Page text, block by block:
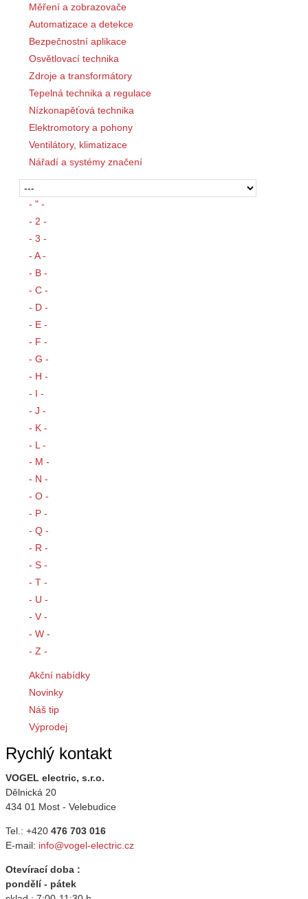
Měření a zobrazovače
Automatizace a detekce
Bezpečnostní aplikace
Osvětlovací technika
Zdroje a transformátory
Tepelná technika a regulace
Nízkonapěťová technika
Elektromotory a pohony
Ventilátory, klimatizace
Nářadí a systémy značení
- " -
- 2 -
- 3 -
- A -
- B -
- C -
- D -
- E -
- F -
- G -
- H -
- I -
- J -
- K -
- L -
- M -
- N -
- O -
- P -
- Q -
- R -
- S -
- T -
- U -
- V -
- W -
- Z -
Akční nabídky
Novinky
Náš tip
Výprodej
Rychlý kontakt
VOGEL electric, s.r.o.
Dělnická 20
434 01 Most - Velebudice
Tel.: +420 476 703 016
E-mail: info@vogel-electric.cz
Otevírací doba :
pondělí - pátek